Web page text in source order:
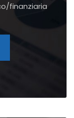
finanziaria